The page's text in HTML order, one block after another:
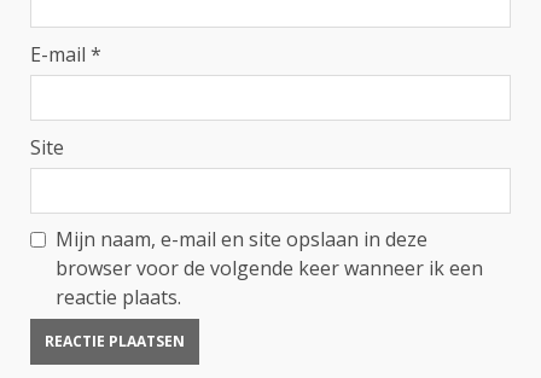
E-mail *
Site
Mijn naam, e-mail en site opslaan in deze
browser voor de volgende keer wanneer ik een
reactie plaats.